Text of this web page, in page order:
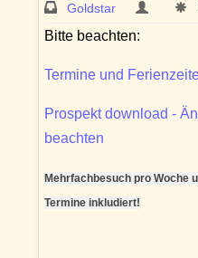
Goldstar
Bitte beachten:
Termine und
Prospekt download -
beachten
Mehrfachbesuch pro Woche
Termine inkludiert!